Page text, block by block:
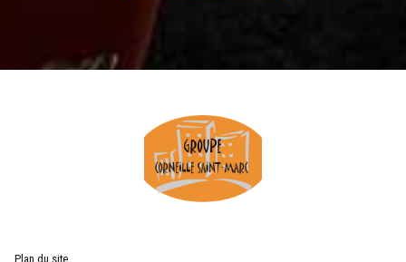
Plan du site